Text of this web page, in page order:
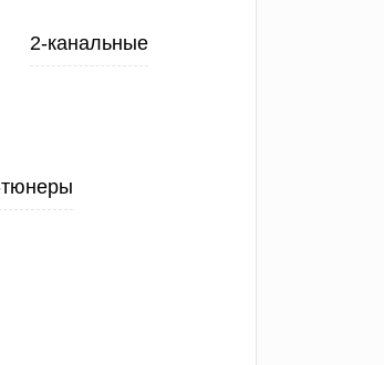
2-канальные